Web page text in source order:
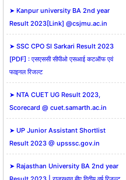
➤ Kanpur university BA 2nd year
Result 2023[Link] @csjmu.ac.in
➤ SSC CPO SI Sarkari Result 2023
[PDF] : एसएससी सीपीओ एसआई कटऑफ एवं
फाइनल रिजल्ट
➤ NTA CUET UG Result 2023,
Scorecard @ cuet.samarth.ac.in
➤ UP Junior Assistant Shortlist
Result 2023 @ upsssc.gov.in
➤ Rajasthan University BA 2nd year